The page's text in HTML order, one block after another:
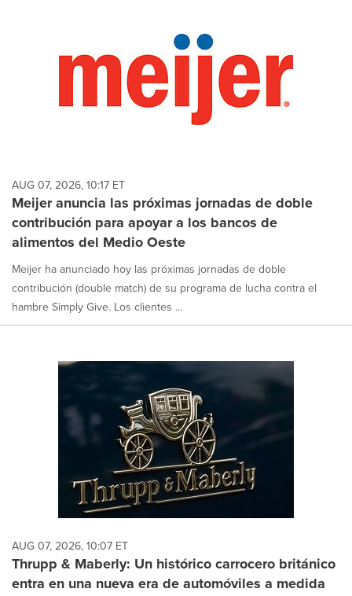
AUG 07, 2026, 10:17 ET
Meijer anuncia las próximas jornadas de doble
contribución para apoyar a los bancos de
alimentos del Medio Oeste
Meijer ha anunciado hoy las próximas jornadas de doble
contribución (double match) de su programa de lucha contra el
hambre Simply Give. Los clientes ...
AUG 07, 2026, 10:07 ET
Thrupp & Maberly: Un histórico carrocero británico
entra en una nueva era de automóviles a medida